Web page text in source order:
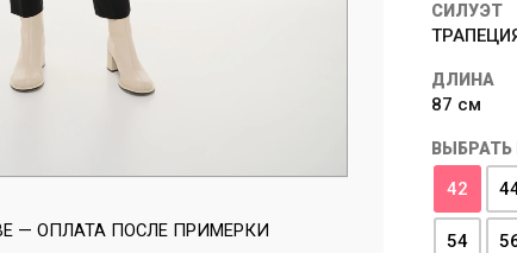
— ОПЛАТА ПОСЛЕ ПРИМЕРКИ
СИЛУЭТ
ДЛИНА
87 см
42
54